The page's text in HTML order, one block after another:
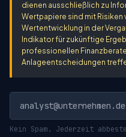
dienen ausschließlich zu
Wertpapiere sind mit Risiken
Wertentwicklung in der
Indikator für zukünftige
professionellen
Anlageentscheidungen
Kein Spam. Jederzeit